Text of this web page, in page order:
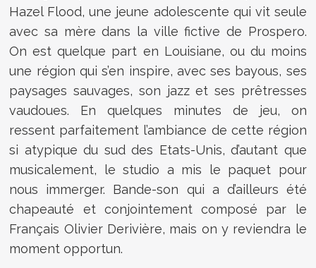
Hazel Flood, une jeune adolescente qui vit seule
avec sa mère dans la ville fictive de Prospero.
On est quelque part en Louisiane, ou du moins
une région qui s’en inspire, avec ses bayous, ses
paysages sauvages, son jazz et ses prêtresses
vaudoues. En quelques minutes de jeu, on
ressent parfaitement l’ambiance de cette région
si atypique du sud des Etats-Unis, d’autant que
musicalement, le studio a mis le paquet pour
nous immerger. Bande-son qui a d’ailleurs été
chapeauté et conjointement composé par le
Français Olivier Derivière, mais on y reviendra le
moment opportun.